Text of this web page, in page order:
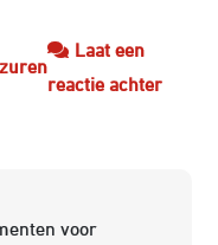
Laat een
reactie achterop
voor